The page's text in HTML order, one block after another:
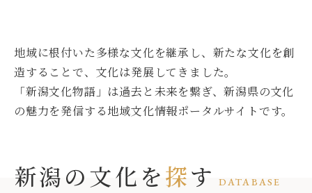
地域に根付いた多様な文化を継承し、新たな文化を創
造することで、文化は発展してきました。
「新潟文化物語」は過去と未来を繋ぎ、新潟県の文化
の魅力を発信する地域文化情報ポータルサイトです。
新潟の文化を探す DATABASE